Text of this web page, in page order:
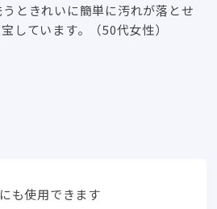
ときれいに簡単に汚れが落とせ
しています。（50代女性）
も使用できます